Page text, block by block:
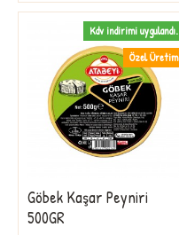
Özel Üretim
Kdv indirimi uygulandı.
Göbek Kaşar Peyniri
500GR